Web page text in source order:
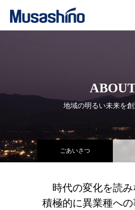
地域の明るい未来を創
ごあいさつ
時代の変化を読み
積極的に異業種への